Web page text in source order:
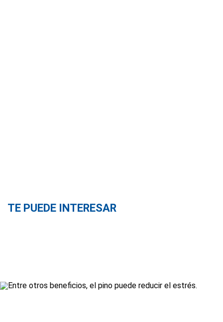
TE PUEDE INTERESAR